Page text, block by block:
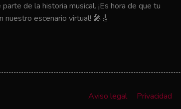
de la historia musical. ¡Es hora de que tu
escenario virtual! 🎤🎸
Aviso legal Privacidad